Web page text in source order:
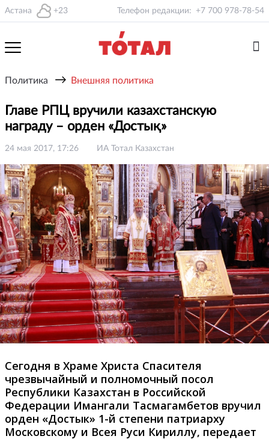
Астана +23 Телефон редакции: +7 700 978-78-54
Политика → Внешняя политика
Главе РПЦ вручили казахстанскую
награду – орден «Достық»
24 мая 2017, 17:26 ИА Тотал Казахстан
Сегодня в Храме Христа Спасителя
чрезвычайный и полномочный посол
Республики Казахстан в Российской
Федерации Имангали Тасмагамбетов вручил
орден «Достык» 1-й степени патриарху
Московскому и Всея Руси Кириллу, передает